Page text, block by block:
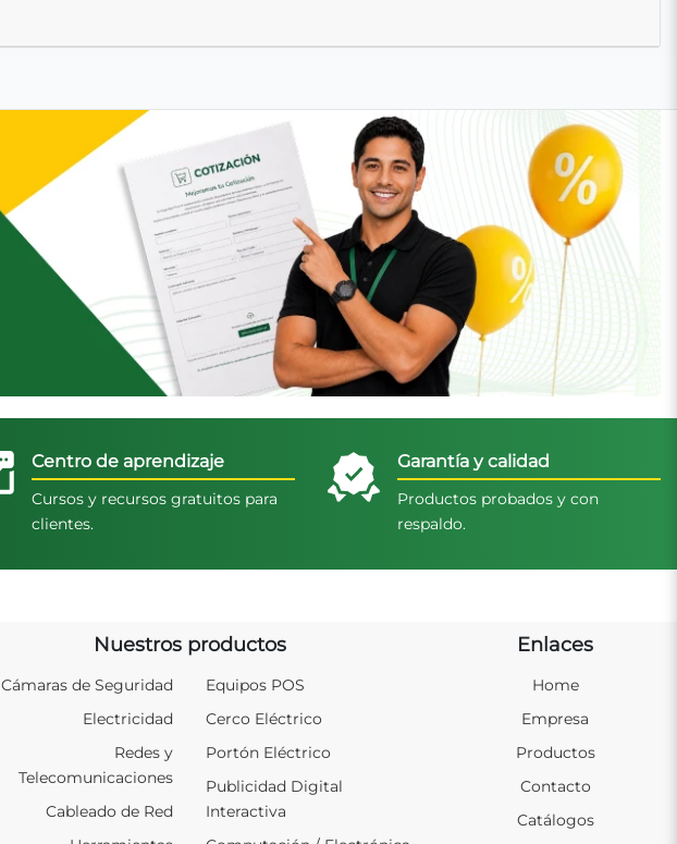
Centro de aprendizaje
Cursos y recursos gratuitos para
clientes.
Garantía y calidad
Productos probados y con
respaldo.
Nuestros productos
Cámaras de Seguridad
Electricidad
Redes y
Telecomunicaciones
Cableado de Red
Equipos POS
Cerco Eléctrico
Portón Eléctrico
Publicidad Digital
Interactiva
Enlaces
Home
Empresa
Productos
Contacto
Catálogos